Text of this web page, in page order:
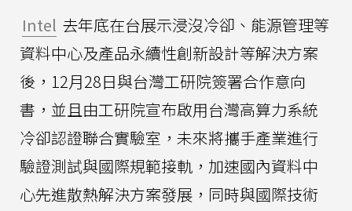
Intel 去年底在台展示浸沒冷卻、能源管理等
資料中心及產品永續性創新設計等解決方案
後，12月28日與台灣工研院簽署合作意向
書，並且由工研院宣布啟用台灣高算力系統
冷卻認證聯合實驗室，未來將攜手產業進行
驗證測試與國際規範接軌，加速國內資料中
心先進散熱解決方案發展，同時與國際技術